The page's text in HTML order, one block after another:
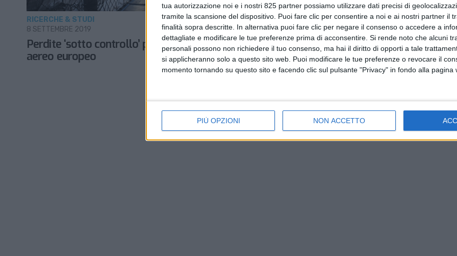
tua autorizzazione noi e i nostri 825 partner possiamo utilizzare dati precisi di
tramite la scansione del dispositivo. Puoi fare clic per consentire a noi e ai nostri partner il
finalità sopra descritte. In alternativa puoi fare clic per negare il consenso o accedere a
dettagliate e modificare le tue preferenze prima di acconsentire. Si rende noto che alcuni
personali possono non richiedere il tuo consenso, ma hai il diritto di opporti a tale
si applicheranno solo a questo sito web. Puoi modificare le tue preferenze o revocare il
momento tornando su questo sito e facendo clic sul pulsante "Privacy" in fondo alla pagina
PIÙ OPZIONI NON ACCETTO
Perdite ‘sotto controllo’ per il cargo
aereo europeo
RICERCHE & STUDI
8 SETTEMBRE 2019